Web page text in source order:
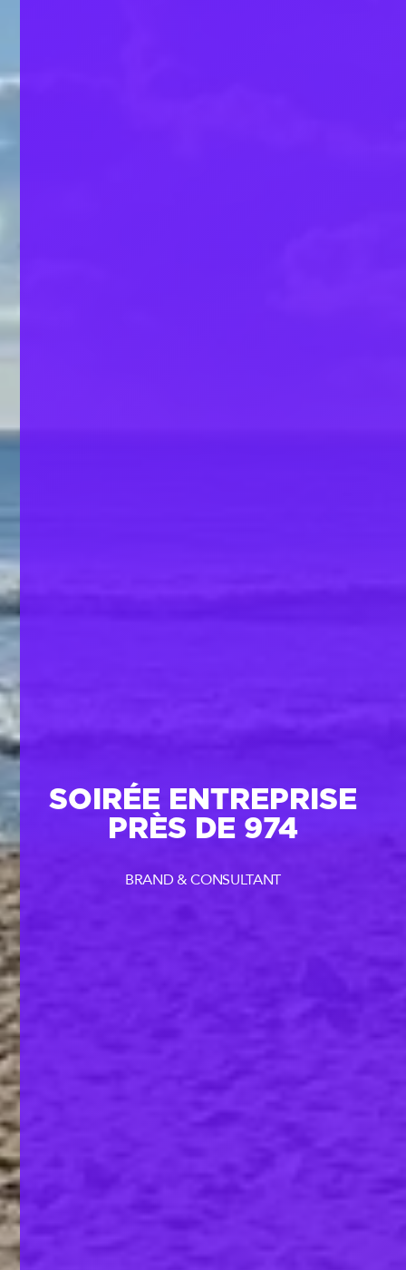
SOIRÉE ENTREPRISE
PRÈS DE 974
BRAND & CONSULTANT